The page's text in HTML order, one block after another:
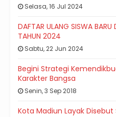
Selasa, 16 Jul 2024
DAFTAR ULANG SISWA BARU
TAHUN 2024
Sabtu, 22 Jun 2024
Begini Strategi
Karakter Bangsa
Senin, 3 Sep 2018
Kota Madiun Layak